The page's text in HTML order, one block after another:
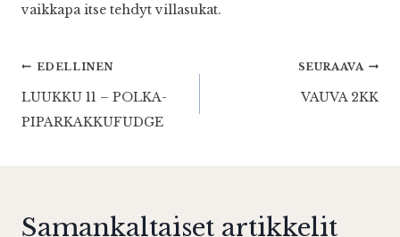
vaikkapa itse tehdyt villasukat.
Artikkelien
selaus
EDELLINEN
LUUKKU 11 – POLKA-
PIPARKAKKUFUDGE
SEURAAVA
VAUVA 2KK
Samankaltaiset artikkelit